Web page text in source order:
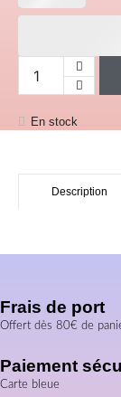
quantité
En stock
Description
Frais de port
Offert dès 80€ de
Paiement
Carte bleue